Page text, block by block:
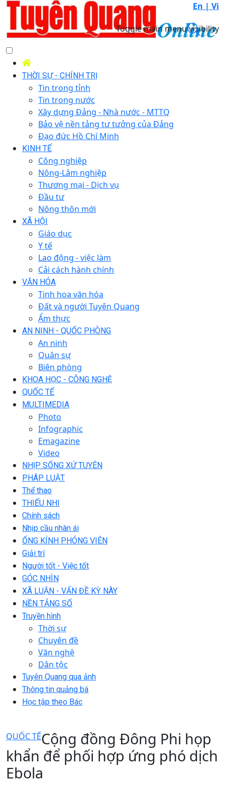
En | Vi
Toggle main menu visibility
THỜI SỰ - CHÍNH TRỊ
Tin trong tỉnh
Tin trong nước
Xây dựng Đảng - Nhà nước - MTTQ
Bảo vệ nền tảng tư tưởng của Đảng
Đạo đức Hồ Chí Minh
KINH TẾ
Công nghiệp
Nông-Lâm nghiệp
Thương mại - Dịch vụ
Đầu tư
Nông thôn mới
XÃ HỘI
Giáo dục
Y tế
Lao động - việc làm
Cải cách hành chính
VĂN HÓA
Tinh hoa văn hóa
Đất và người Tuyên Quang
Ẩm thực
AN NINH - QUỐC PHÒNG
An ninh
Quân sự
Biên phòng
KHOA HỌC - CÔNG NGHỆ
QUỐC TẾ
MULTIMEDIA
Photo
Infographic
Emagazine
Video
NHỊP SỐNG XỨ TUYÊN
PHÁP LUẬT
Thể thao
THIẾU NHI
Chính sách
Nhịp cầu nhân ái
ỐNG KÍNH PHÓNG VIÊN
Giải trí
Người tốt - Việc tốt
GÓC NHÌN
XÃ LUẬN - VẤN ĐỀ KỲ NÀY
NỀN TẢNG SỐ
Truyền hình
Thời sự
Chuyên đề
Văn nghệ
Dân tộc
Tuyên Quang qua ảnh
Thông tin quảng bá
Học tập theo Bác
QUỐC TẾCộng đồng Đông Phi họp
khẩn để phối hợp ứng phó dịch
Ebola